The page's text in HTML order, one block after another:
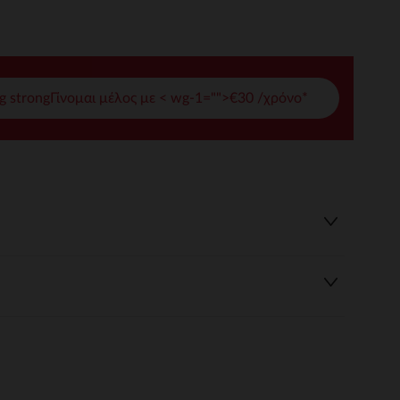
να διαχειριστείτε τις ρυθμίσεις απορρήτου,
strongΓίνομαι μέλος με < wg-1="">€30 /χρόνο*